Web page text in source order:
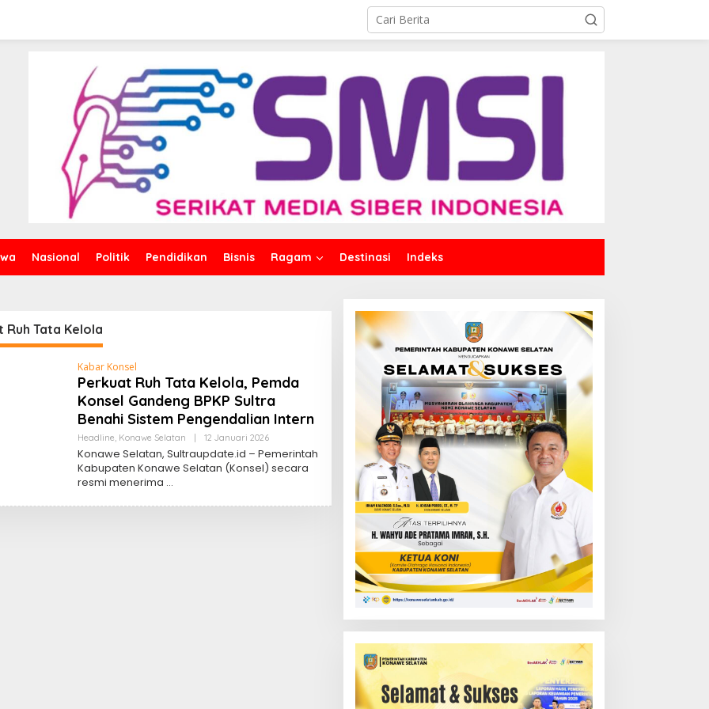
Nasional Politik Pendidikan Bisnis Ragam Destinasi Indeks
Ruh Tata Kelola
Kabar Konsel
Perkuat Ruh Tata Kelola, Pemda
Konsel Gandeng BPKP Sultra
Benahi Sistem Pengendalian Intern
Headline Konawe Selatan | 12 Januari 2026Oleh
Update
Konawe Selatan, Sultraupdate.id – Pemerintah
Kabupaten Konawe Selatan (Konsel) secara
resmi menerima